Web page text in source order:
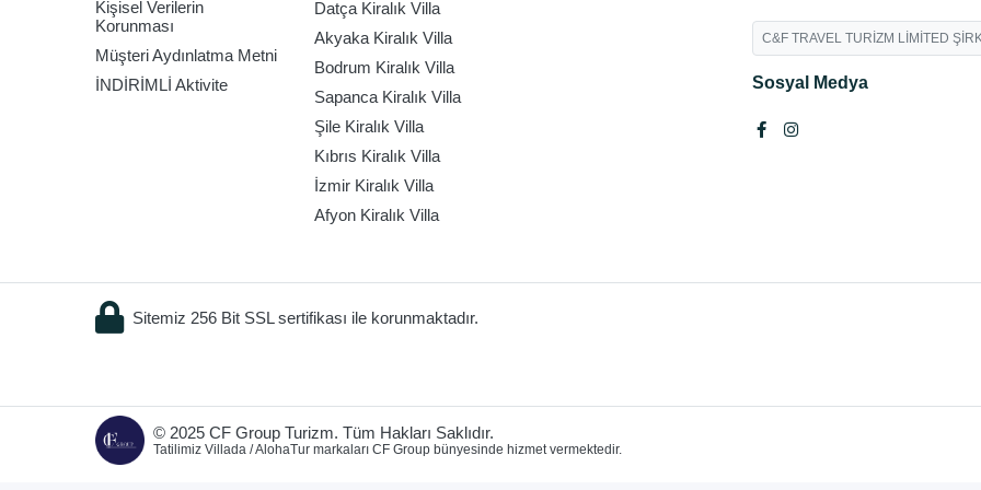
Kişisel Verilerin
Korunması
Müşteri Aydınlatma Metni
İNDİRİMLİ Aktivite
Datça Kiralık Villa
Akyaka Kiralık Villa
Bodrum Kiralık Villa
Sapanca Kiralık Villa
Şile Kiralık Villa
Kıbrıs Kiralık Villa
İzmir Kiralık Villa
Afyon Kiralık Villa
C&F TRAVEL TURİZM LİMİTED
Sosyal Medya
Sitemiz 256 Bit SSL sertifikası ile korunmaktadır.
© 2025 CF Group Turizm. Tüm Hakları Saklıdır.
Tatilimiz Villada / AlohaTur markaları CF Group bünyesinde hizmet vermektedir.